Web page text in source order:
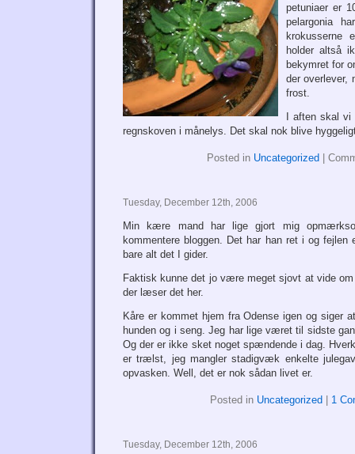
petuniaer er
pelargonia
krokusserne
holder altså
bekymret for
der overlever,
frost.
I aften skal
regnskoven i månelys. Det skal nok blive
Posted in Uncategorized
Tuesday, December 12th, 2006
Min kære mand har lige gjort mig
kommentere bloggen. Det har han ret i og fejlen
bare alt det I gider.
Faktisk kunne det jo være meget sjovt at vide
der læser det her.
Kåre er kommet hjem fra Odense igen og siger
hunden og i seng. Jeg har lige været til sidste
Og der er ikke sket noget spændende i dag.
er trælst, jeg mangler stadigvæk enkelte
opvasken. Well, det er nok sådan livet er.
Posted in Uncategorized 1
Tuesday, December 12th, 2006